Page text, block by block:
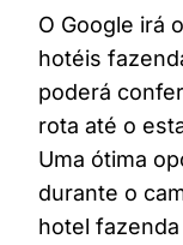
O Google irá
hotéis
poderá
rota até o
Uma ótima
durante o
hotel